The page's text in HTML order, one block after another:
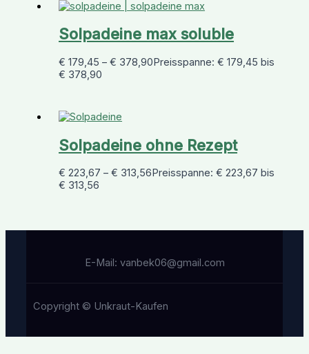
Solpadeine max soluble
€ 179,45 –€ 378,90Preisspanne: € 179,45 bis
€ 378,90
Solpadeine ohne Rezept
€ 223,67 –€ 313,56Preisspanne: € 223,67 bis
€ 313,56
E-Mail: vanbek06@gmail.com
Copyright © Unkraut-Kaufen